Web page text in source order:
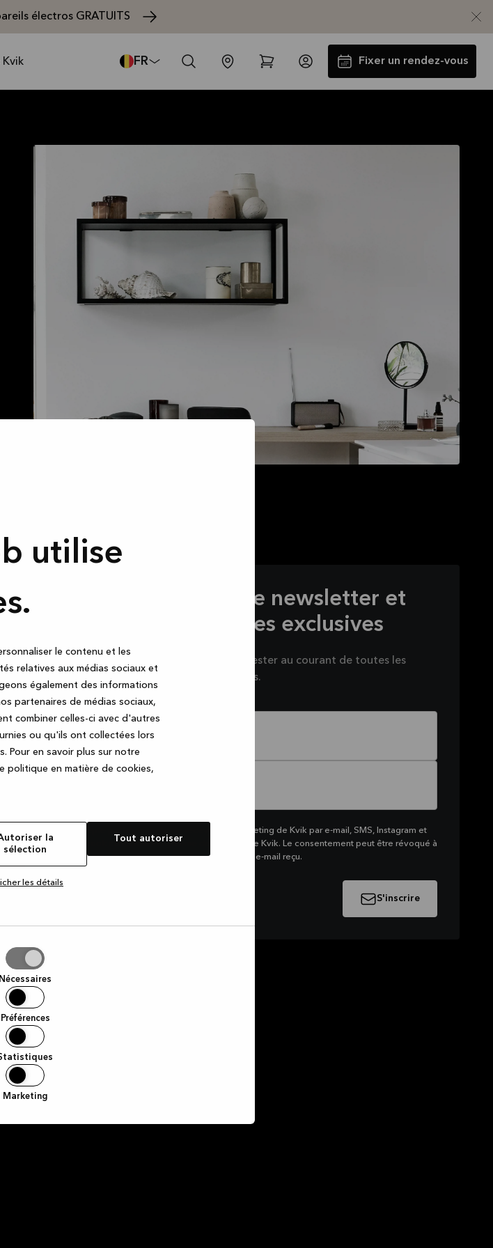
utilise
le contenu et les
relatives aux médias sociaux et
également des informations
partenaires de médias sociaux,
combiner celles-ci avec d'autres
ou qu'ils ont collectées lors
Pour en savoir plus sur notre
en matière de cookies,
la
sélection
Tout autoriser
les détails
Nécessaires
Préférences
Marketing
électros GRATUITS
FR Fixer un rendez-vous
Jusqu'à 5000€ d'appareils
Lire la suite
Inscrivez-vous à notre newsletter et
— recevez des offres exclusives
Inscrivez-vous à notre newsletter pour rester au courant de toutes les
promotions géniales que nous préparons.
Prénom
J'accepte par la présente de recevoir du marketing de Kvik par e-mail, SMS, Instagram et
Facebook concernant la gamme de produits de Kvik. Le consentement peut être révoqué à
tout moment en cliquant sur le lien en bas d'un e-mail reçu.
S'inscrire